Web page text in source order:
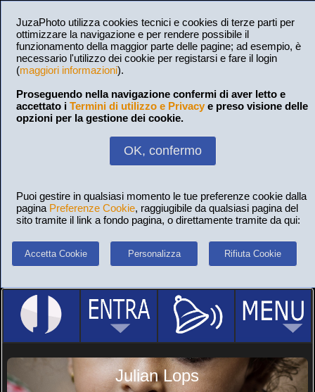
JuzaPhoto utilizza cookies tecnici e cookies di terze parti per
ottimizzare la navigazione e per rendere possibile il
funzionamento della maggior parte delle pagine; ad esempio, è
necessario l'utilizzo dei cookie per registarsi e fare il login
(maggiori informazioni).
Proseguendo nella navigazione confermi di aver letto e
accettato i Termini di utilizzo e Privacy e preso visione delle
opzioni per la gestione dei cookie.
OK, confermo
Puoi gestire in qualsiasi momento le tue preferenze cookie dalla
pagina Preferenze Cookie, raggiugibile da qualsiasi pagina del
sito tramite il link a fondo pagina, o direttamente tramite da qui:
Accetta Cookie Personalizza Rifiuta Cookie
Julian Lops